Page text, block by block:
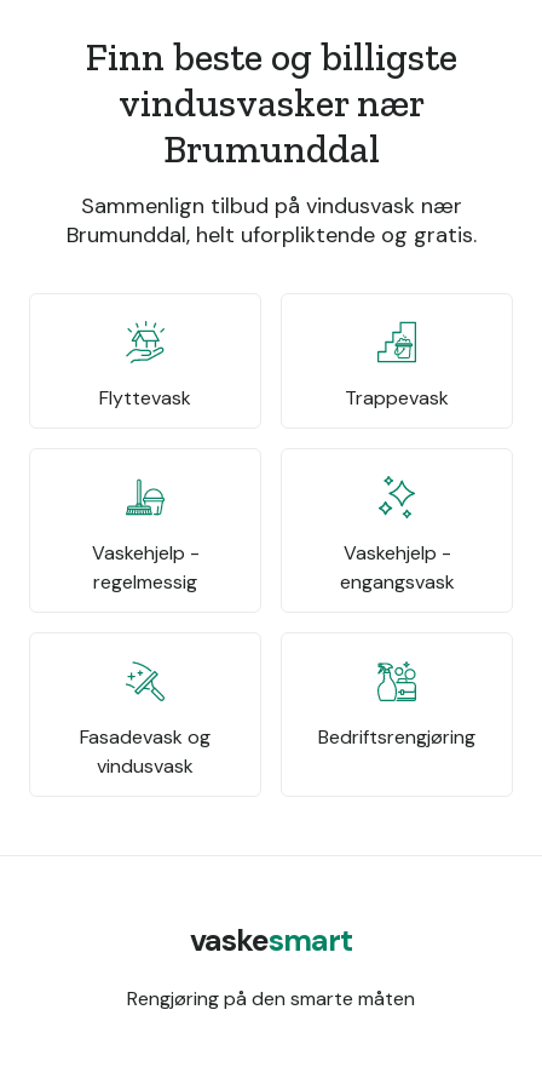
Finn beste og billigste
vindusvasker nær
Brumunddal
Sammenlign tilbud på vindusvask nær
Brumunddal, helt uforpliktende og gratis.
Flyttevask Trappevask
Vaskehjelp -
regelmessig
Vaskehjelp -
engangsvask
Fasadevask og
vindusvask
Bedriftsrengjøring
vaskesmart
Rengjøring på den smarte måten